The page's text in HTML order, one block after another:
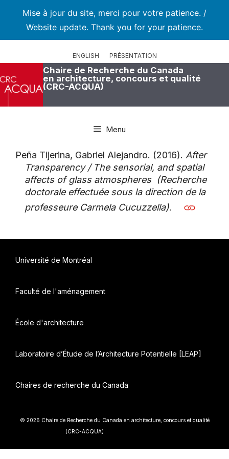
Mise à jour du site, merci pour votre patience. /
Website update. Thank you for your patience.
ENGLISH PRÉSENTATION
Chaire de Recherche du Canada
en architecture, concours et qualité
(CRC-ACQUA)
Menu
Peña Tijerina, Gabriel Alejandro. (2016). After
Transparency / The sensorial, and spatial
affects of glass atmospheres (Recherche
doctorale effectuée sous la direction de la
professeure Carmela Cucuzzella).
Université de Montréal
Faculté de l'aménagement
École d'architecture
Laboratoire d’Étude de l’Architecture Potentielle [LEAP]
Chaires de recherche du Canada
© 2026 Chaire de Recherche du Canada en architecture, concours et qualité
(CRC-ACQUA)